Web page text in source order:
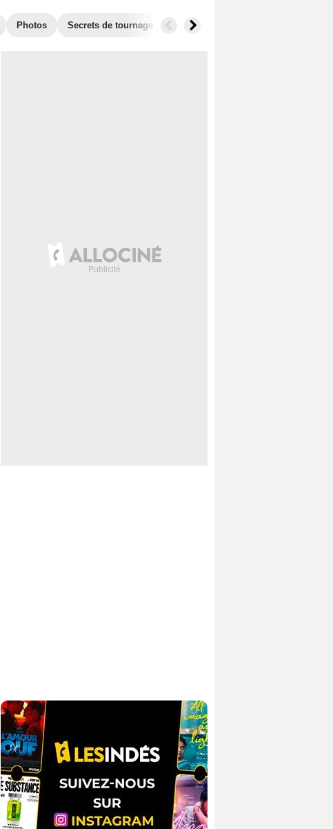
Photos Secrets de tournage Récompenses